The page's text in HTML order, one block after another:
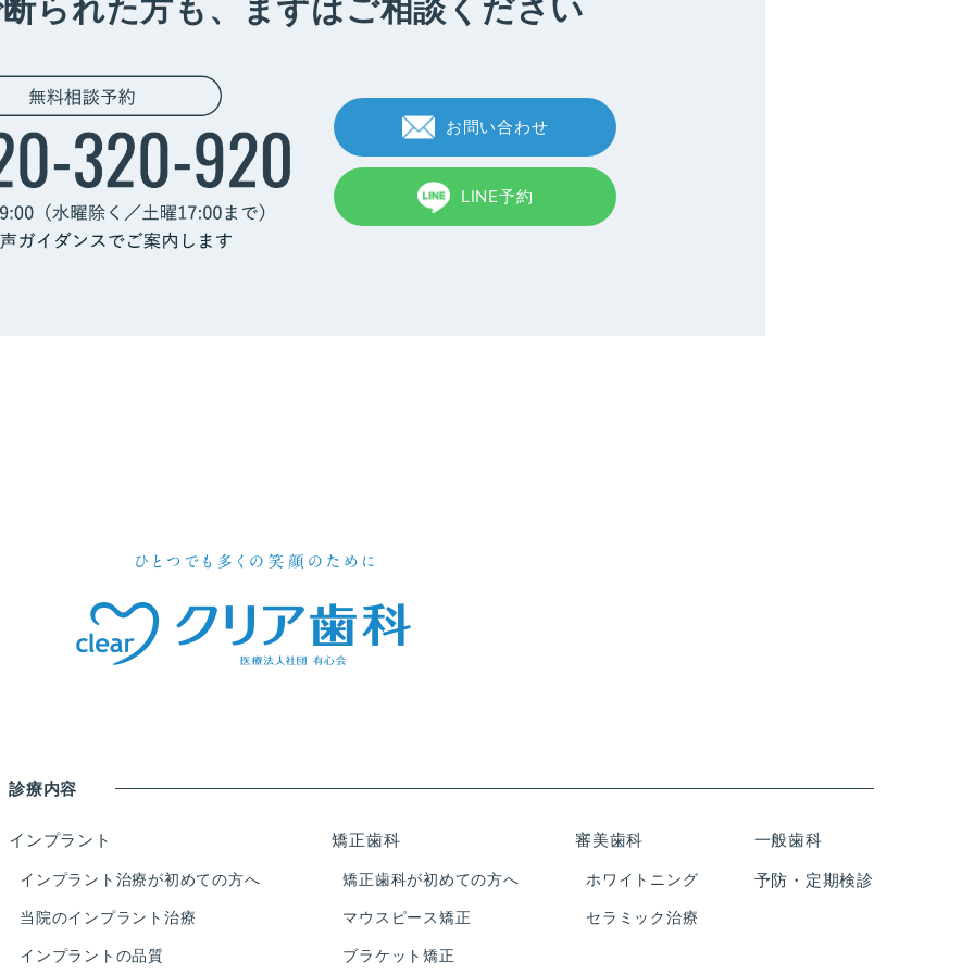
られた方も、 まずはご相談ください
お問い合わせ
LINE予約
診療内容
インプラント
インプラント治療が初めての方へ
当院のインプラント治療
インプラントの品質
矯正歯科
矯正歯科が初めての方へ
マウスピース矯正
ブラケット矯正
審美歯科
ホワイトニング
セラミック治療
一般歯科
予防・定期検診